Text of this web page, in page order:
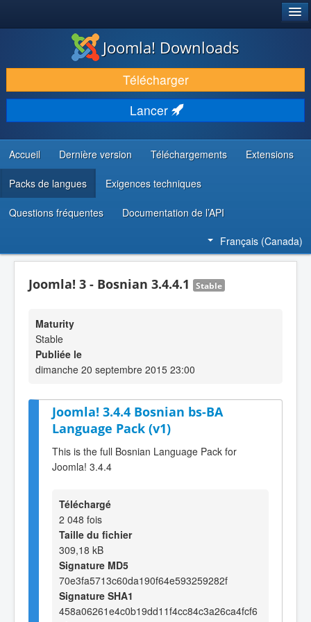
TÉLÉCHARGER & ENRICHIR
DÉCOUVRIR & APPRENDRE
COMMUNAUTÉ & SUPPORT
RESSOURCES DÉVELOPPEURS
Joomla! Downloads
Télécharger
Lancer
Accueil Dernière version Téléchargements Extensions
Packs de langues Exigences techniques
Questions fréquentes Documentation de l’API
Français (Canada)
Joomla! 3 - Bosnian 3.4.4.1 Stable
Maturity
Stable
Publiée le
dimanche 20 septembre 2015 23:00
Joomla! 3.4.4 Bosnian bs-BA
Language Pack (v1)
This is the full Bosnian Language Pack for
Joomla! 3.4.4
Téléchargé
2 048 fois
Taille du fichier
309,18 kB
Signature MD5
70e3fa5713c60da190f64e593259282f
Signature SHA1
458a06261e4c0b19dd11f4cc84c3a26ca4fcf6